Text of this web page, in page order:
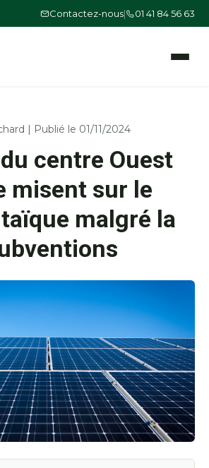
Contactez-nous| 01 41 84 56 63
Ouvrir le
| Publié le 01/11/2024
centre Ouest
misent sur le
malgré la